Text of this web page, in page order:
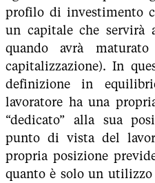
profilo di investimento
un capitale che servirà
quando avrà
capitalizzazione). In
definizione in
lavoratore ha una
“dedicato” alla sua
punto di vista del
propria posizione
quanto è solo un